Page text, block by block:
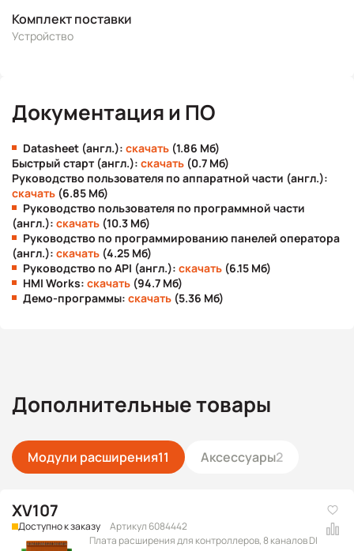
Комплект поставки
Устройство
Документация и ПО
Datasheet (англ.): скачать (1.86 Мб)
Быстрый старт (англ.): скачать (0.7 Мб)
Руководство пользователя по аппаратной части (англ.):
скачать (6.85 Мб)
Руководство пользователя по программной части
(англ.): скачать (10.3 Мб)
Руководство по программированию панелей оператора
(англ.): скачать (4.25 Мб)
Руководство по API (англ.): скачать (6.15 Мб)
HMI Works: скачать (94.7 Мб)
Демо-программы: скачать (5.36 Мб)
Дополнительные товары
Модули расширения11 Аксессуары2
XV107
Доступно к заказу
Артикул 6084442
Плата расширения для контроллеров, 8 каналов DI